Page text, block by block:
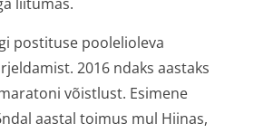
postituse poolelioleva
2016 ndaks aastaks
võistlust. Esimene
aastal toimus mul Hiinas,